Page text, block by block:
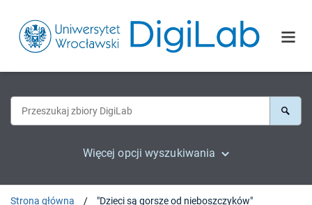
Więcej opcji wyszukiwania
Strona główna "Dzieci są gorsze od nieboszczyków"